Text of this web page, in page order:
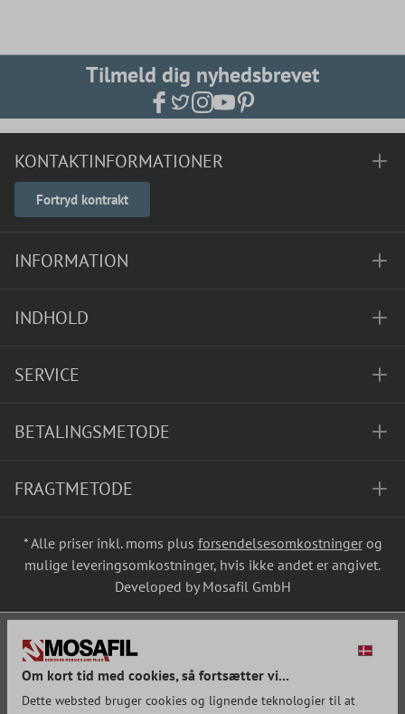
Tilmeld dig nyhedsbrevet
KONTAKTINFORMATIONER
Fortryd kontrakt
INFORMATION
INDHOLD
SERVICE
BETALINGSMETODE
FRAGTMETODE
* Alle priser inkl. moms plus forsendelsesomkostningerog
mulige leveringsomkostninger, hvis ikke andet er angivet.
Developed by Mosafil GmbH
Om kort tid med cookies, så fortsætter vi...
Dette websted bruger cookies og lignende teknologier til at